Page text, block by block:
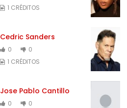
1 CRÉDITOS
Cedric Sanders
0
0
1 CRÉDITOS
Jose Pablo Cantillo
0
0